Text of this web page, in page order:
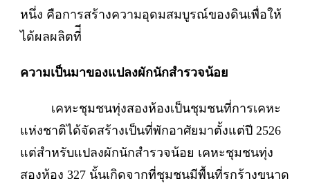
หนึ่ง คือการสร้างความอุดมสมบูรณ์ของดินเพื่อให้
ได้ผลผลิตที่ี
ความเป็นมาของแปลงผักนักสำรวจน้อย
เคหะชุมชนทุ่งสองห้องเป็นชุมชนที่การเคหะ
แห่งชาติได้จัดสร้างเป็นที่พักอาศัยมาตั้งแต่ปี 2526
แต่สำหรับแปลงผักนักสำรวจน้อย เคหะชุมชนทุ่ง
สองห้อง 327 นั้นเกิดจากที่ชุมชนมีพื้นที่รกร้างขนาด